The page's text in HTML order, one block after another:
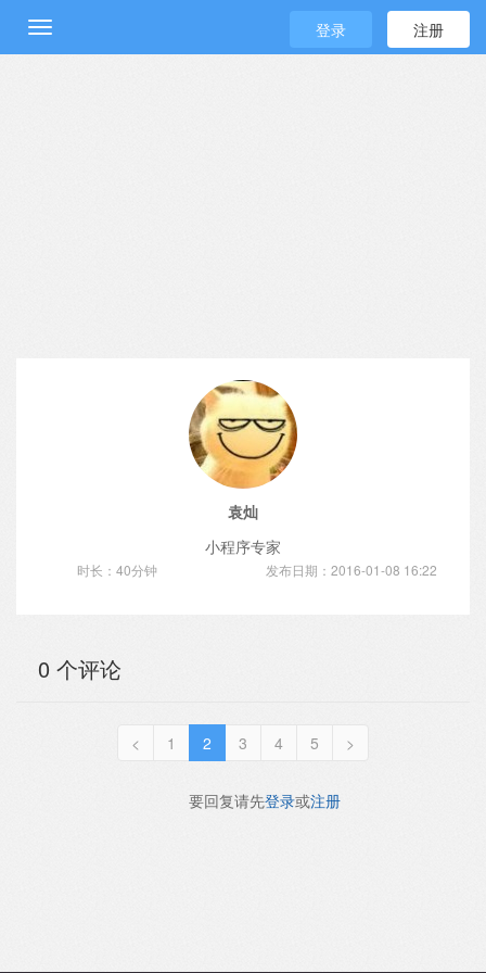
登录 注册
袁灿
小程序专家
时长：40分钟 发布日期：2016-01-08 16:22
0 个评论
< 1 2 3 4 5 >
要回复请先登录或注册